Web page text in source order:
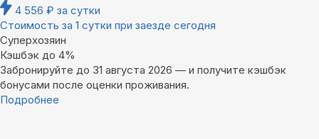
4 556 ₽ за сутки
Стоимость за 1 сутки при заезде сегодня
Суперхозяин
Кэшбэк до 4%
Забронируйте до 31 августа 2026 — и получите кэшбэк
бонусами после оценки проживания.
Подробнее